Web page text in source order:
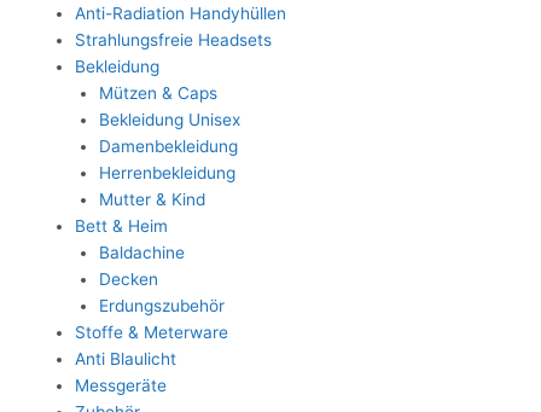
Anti-Radiation Handyhüllen
Strahlungsfreie Headsets
Bekleidung
Mützen & Caps
Bekleidung Unisex
Damenbekleidung
Herrenbekleidung
Mutter & Kind
Bett & Heim
Baldachine
Decken
Erdungszubehör
Stoffe & Meterware
Anti Blaulicht
Messgeräte